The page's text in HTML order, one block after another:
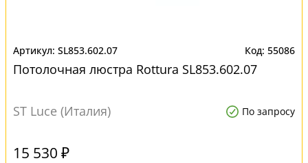
SL853.602.07 55086
Потолочная люстра Rottura SL853.602.07
ST Luce (Италия) По запросу
15 530 ₽